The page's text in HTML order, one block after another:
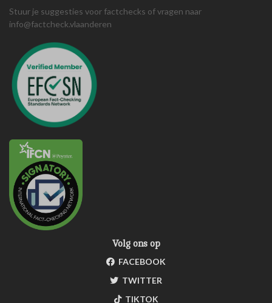
Stuur je suggesties voor factchecks of vragen naar
info@factcheck.vlaanderen
Volg ons op
FACEBOOK
TWITTER
TIKTOK